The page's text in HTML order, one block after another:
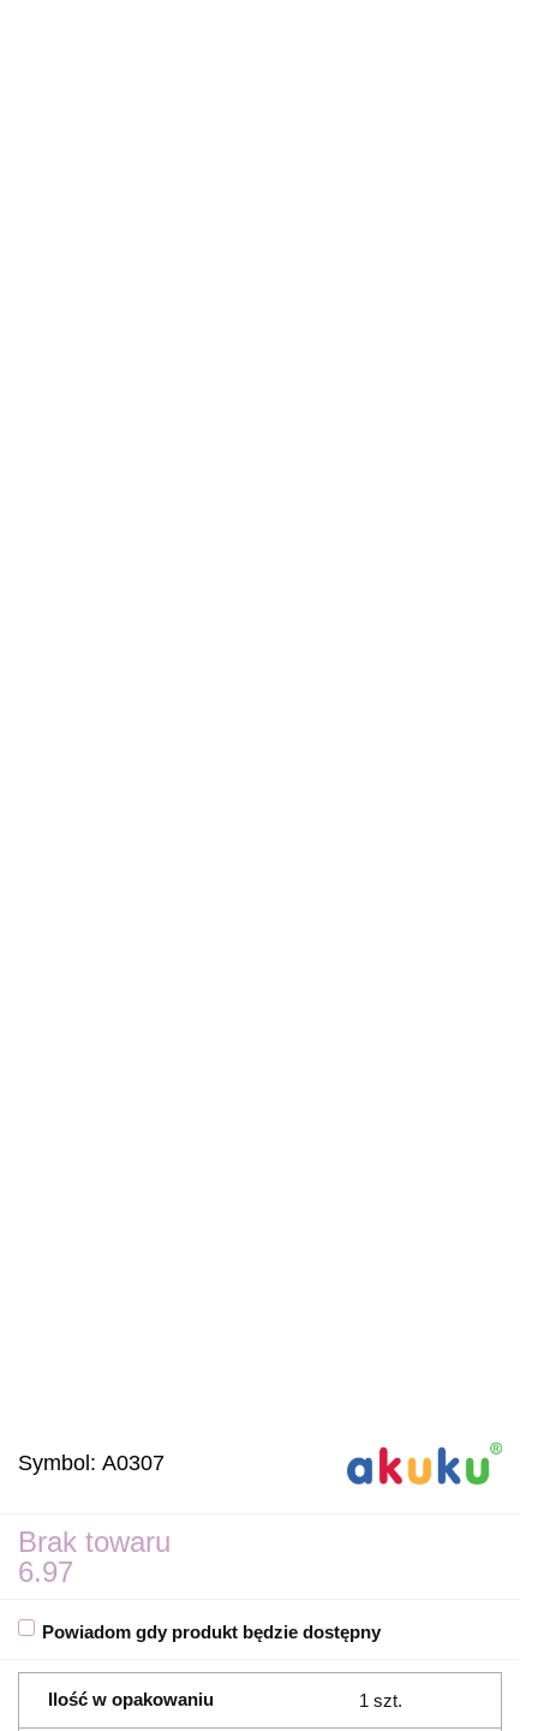
Symbol: A0307
Brak towaru
6.97
Powiadom gdy produkt będzie dostępny
Ilość w opakowaniu 1 szt.